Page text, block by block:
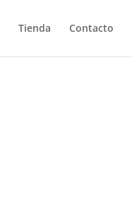
Tienda Contacto